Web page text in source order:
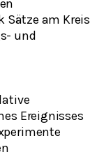
Sätze am Kreis
und
Ereignisses